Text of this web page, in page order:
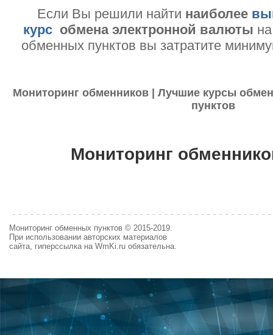
Если Вы решили найти наиболее
курс обмена электронной валюты
обменных пунктов вы затратите
Мониторинг обменников | Лучшие курсы
пунктов
Мониторинг
Мониторинг обменных пунктов © 2015-2019.
При использовании авторских материалов
сайта, гиперссылка на WmKi.ru обязательна.